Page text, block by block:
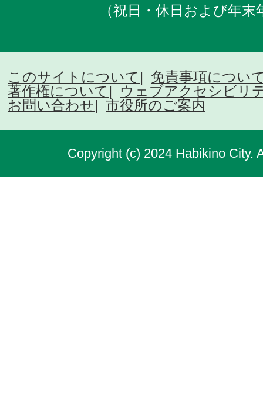
（祝日・休日および年
このサイトについて
免責事項につい
著作権について
ウェブアクセシビリ
お問い合わせ
市役所のご案内
Copyright (c) 2024 Habikino City.